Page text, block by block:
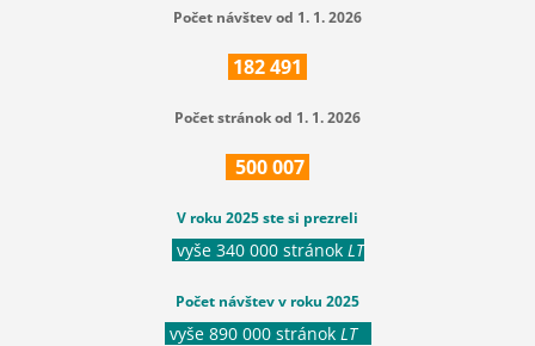
Počet návštev od 1. 1. 2026
182491
Počet stránok od 1. 1. 2026
500007
V roku 2025 ste si prezreli
vyše 340 000 stránok LT
Počet návštev v roku 2025
vyše 890 000 stránok LT